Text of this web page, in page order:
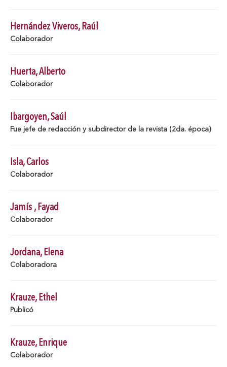
Hernández Viveros, Raúl
Colaborador
Huerta, Alberto
Colaborador
Ibargoyen, Saúl
Fue jefe de redacción y subdirector de la revista (2da. época)
Isla, Carlos
Colaborador
Jamís , Fayad
Colaborador
Jordana, Elena
Colaboradora
Krauze, Ethel
Publicó
Krauze, Enrique
Colaborador